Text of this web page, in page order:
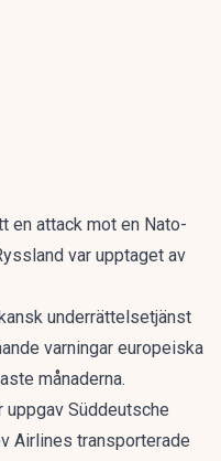
en attack mot en Nato-
var upptaget av
underrättelsetjänst
varningar europeiska
månaderna.
uppgav Süddeutsche
Airlines transporterade